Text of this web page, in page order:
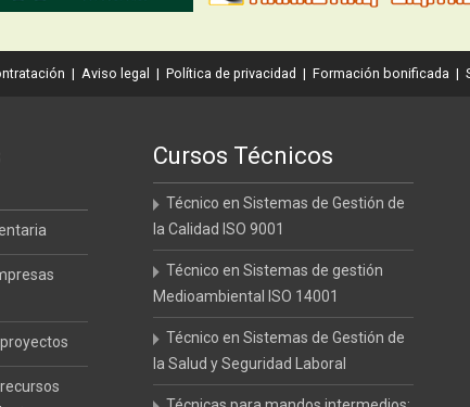
| Aviso legal | Política de privacidad | Formación bonificada |
Cursos Técnicos
Técnico en Sistemas de Gestión de
la Calidad ISO 9001
Técnico en Sistemas de gestión
Medioambiental ISO 14001
Técnico en Sistemas de Gestión de
la Salud y Seguridad Laboral